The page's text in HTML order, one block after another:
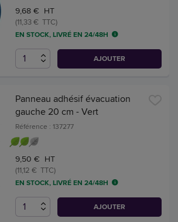
9,68 € HT
(11,33 € TTC)
EN STOCK, LIVRÉ EN 24/48H
AJOUTER
Panneau adhésif évacuation
gauche 20 cm - Vert
Référence : 137277
9,50 € HT
(11,12 € TTC)
EN STOCK, LIVRÉ EN 24/48H
AJOUTER